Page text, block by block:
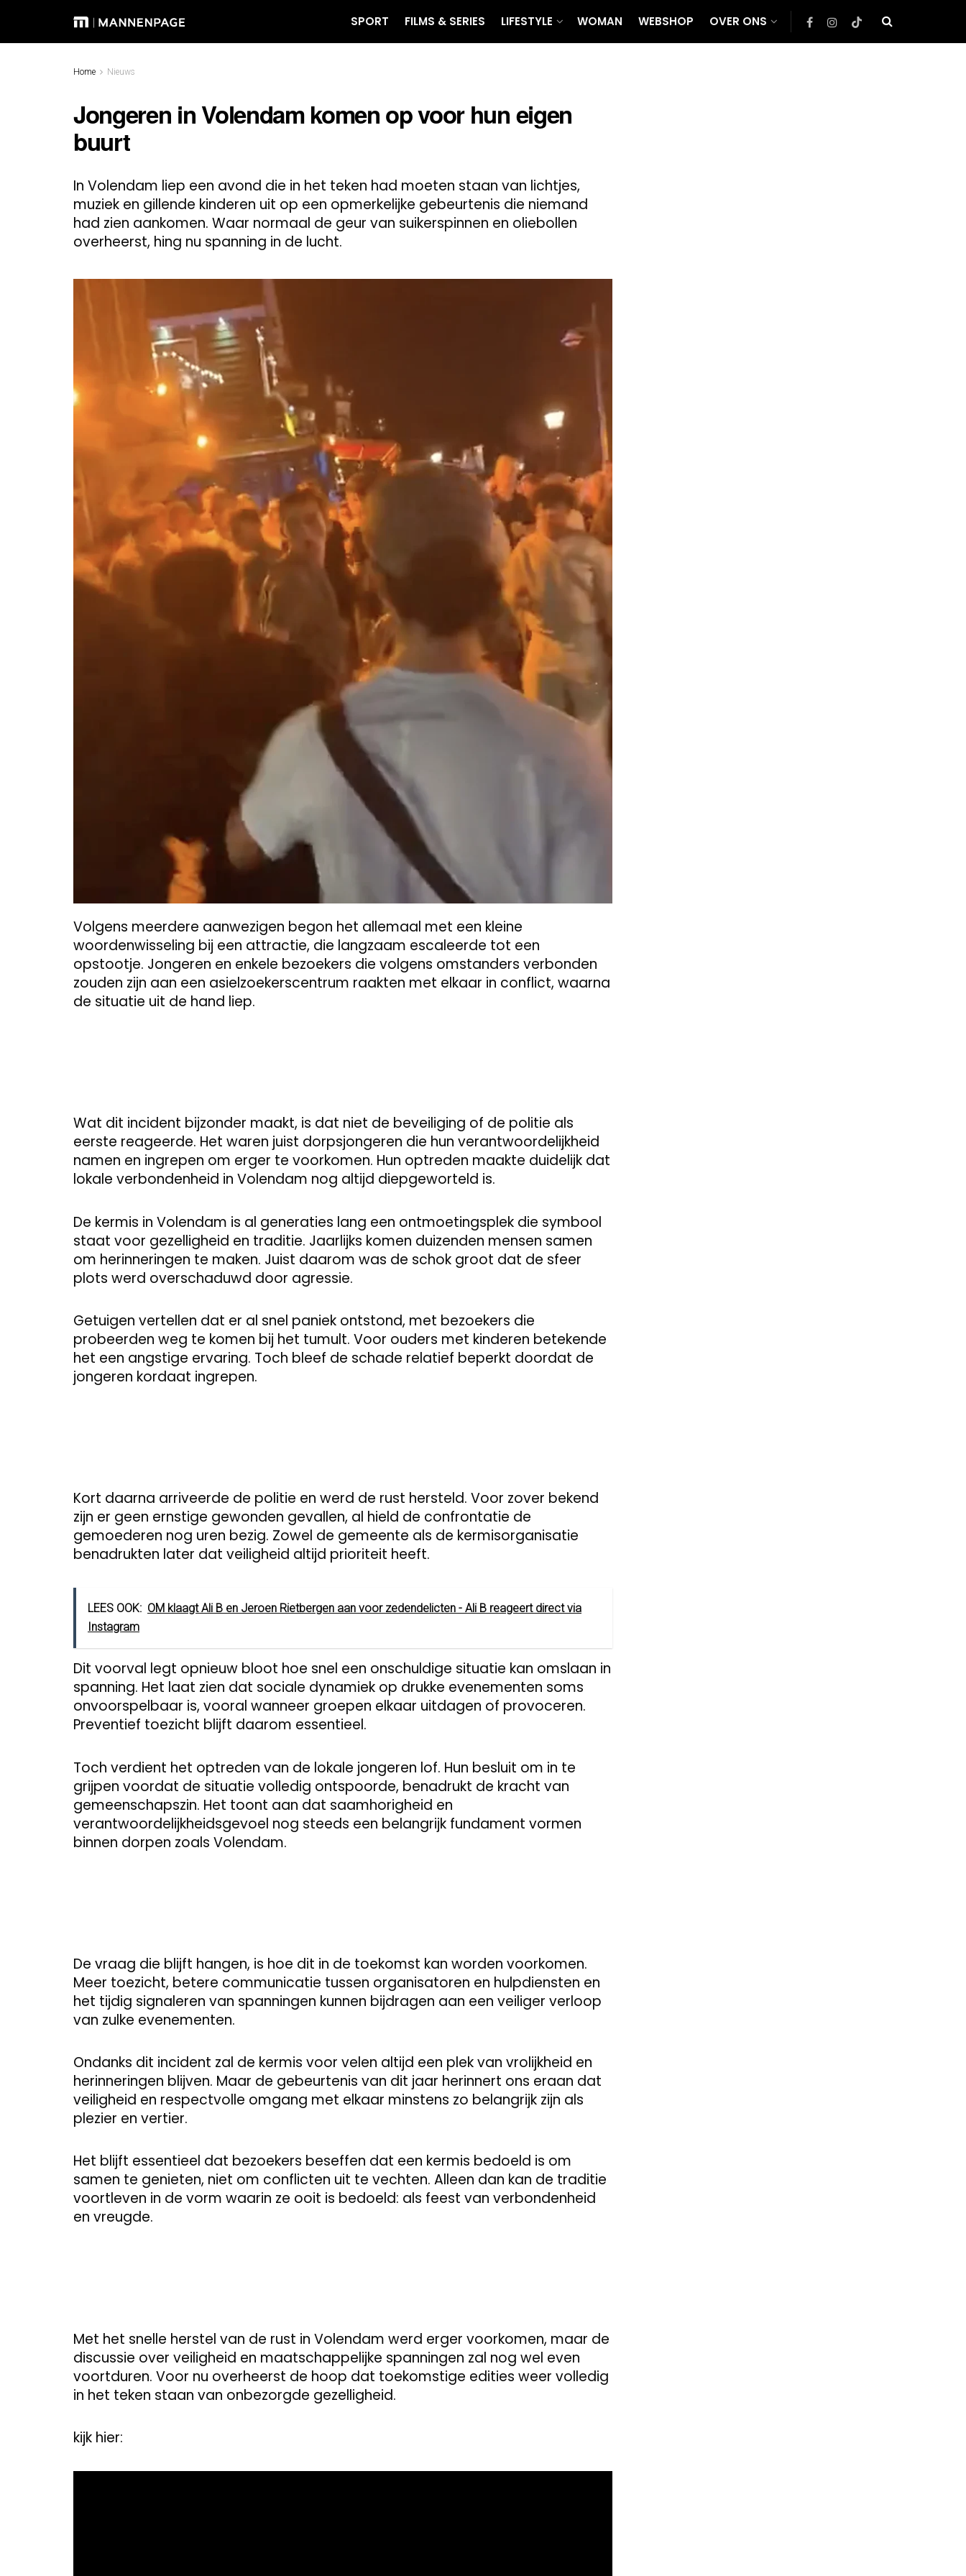
SPORT FILMS & SERIES LIFESTYLE WOMAN WEBSHOP OVER ONS
Home Nieuws
Jongeren in Volendam komen op voor hun eigen
buurt
In Volendam liep een avond die in het teken had moeten staan van lichtjes,
muziek en gillende kinderen uit op een opmerkelijke gebeurtenis die niemand
had zien aankomen. Waar normaal de geur van suikerspinnen en oliebollen
overheerst, hing nu spanning in de lucht.
Volgens meerdere aanwezigen begon het allemaal met een kleine
woordenwisseling bij een attractie, die langzaam escaleerde tot een
opstootje. Jongeren en enkele bezoekers die volgens omstanders verbonden
zouden zijn aan een asielzoekerscentrum raakten met elkaar in conflict, waarna
de situatie uit de hand liep.
Wat dit incident bijzonder maakt, is dat niet de beveiliging of de politie als
eerste reageerde. Het waren juist dorpsjongeren die hun verantwoordelijkheid
namen en ingrepen om erger te voorkomen. Hun optreden maakte duidelijk dat
lokale verbondenheid in Volendam nog altijd diepgeworteld is.
De kermis in Volendam is al generaties lang een ontmoetingsplek die symbool
staat voor gezelligheid en traditie. Jaarlijks komen duizenden mensen samen
om herinneringen te maken. Juist daarom was de schok groot dat de sfeer
plots werd overschaduwd door agressie.
Getuigen vertellen dat er al snel paniek ontstond, met bezoekers die
probeerden weg te komen bij het tumult. Voor ouders met kinderen betekende
het een angstige ervaring. Toch bleef de schade relatief beperkt doordat de
jongeren kordaat ingrepen.
Kort daarna arriveerde de politie en werd de rust hersteld. Voor zover bekend
zijn er geen ernstige gewonden gevallen, al hield de confrontatie de
gemoederen nog uren bezig. Zowel de gemeente als de kermisorganisatie
benadrukten later dat veiligheid altijd prioriteit heeft.
LEES OOK: OM klaagt Ali B en Jeroen Rietbergen aan voor zedendelicten - Ali B reageert direct via
Instagram
Dit voorval legt opnieuw bloot hoe snel een onschuldige situatie kan omslaan in
spanning. Het laat zien dat sociale dynamiek op drukke evenementen soms
onvoorspelbaar is, vooral wanneer groepen elkaar uitdagen of provoceren.
Preventief toezicht blijft daarom essentieel.
Toch verdient het optreden van de lokale jongeren lof. Hun besluit om in te
grijpen voordat de situatie volledig ontspoorde, benadrukt de kracht van
gemeenschapszin. Het toont aan dat saamhorigheid en
verantwoordelijkheidsgevoel nog steeds een belangrijk fundament vormen
binnen dorpen zoals Volendam.
De vraag die blijft hangen, is hoe dit in de toekomst kan worden voorkomen.
Meer toezicht, betere communicatie tussen organisatoren en hulpdiensten en
het tijdig signaleren van spanningen kunnen bijdragen aan een veiliger verloop
van zulke evenementen.
Ondanks dit incident zal de kermis voor velen altijd een plek van vrolijkheid en
herinneringen blijven. Maar de gebeurtenis van dit jaar herinnert ons eraan dat
veiligheid en respectvolle omgang met elkaar minstens zo belangrijk zijn als
plezier en vertier.
Het blijft essentieel dat bezoekers beseffen dat een kermis bedoeld is om
samen te genieten, niet om conflicten uit te vechten. Alleen dan kan de traditie
voortleven in de vorm waarin ze ooit is bedoeld: als feest van verbondenheid
en vreugde.
Met het snelle herstel van de rust in Volendam werd erger voorkomen, maar de
discussie over veiligheid en maatschappelijke spanningen zal nog wel even
voortduren. Voor nu overheerst de hoop dat toekomstige edities weer volledig
in het teken staan van onbezorgde gezelligheid.
kijk hier: